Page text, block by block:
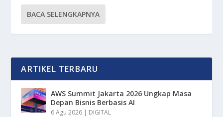
BACA SELENGKAPNYA
ARTIKEL TERBARU
AWS Summit Jakarta 2026 Ungkap Masa
Depan Bisnis Berbasis AI
6 Agu 2026 | DIGITAL